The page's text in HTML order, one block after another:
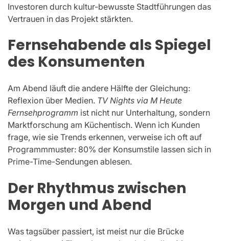
Investoren durch kultur-bewusste Stadtführungen das
Vertrauen in das Projekt stärkten.
Fernsehabende als Spiegel
des Konsumenten
Am Abend läuft die andere Hälfte der Gleichung:
Reflexion über Medien. TV Nights via M Heute
Fernsehprogramm ist nicht nur Unterhaltung, sondern
Marktforschung am Küchentisch. Wenn ich Kunden
frage, wie sie Trends erkennen, verweise ich oft auf
Programmmuster: 80% der Konsumstile lassen sich in
Prime-Time-Sendungen ablesen.
Der Rhythmus zwischen
Morgen und Abend
Was tagsüber passiert, ist meist nur die Brücke